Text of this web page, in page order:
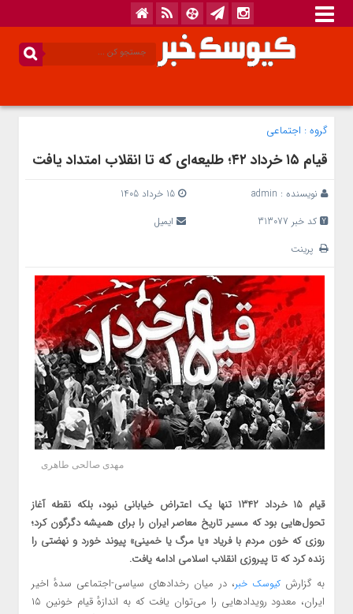
گروه : اجتماعی
قیام ۱۵ خرداد ۴۲؛ طلیعه‌ای که تا انقلاب امتداد یافت
نویسنده : admin
15 خرداد 1405
کد خبر 313077
ایمیل
پرینت
مهدی صالحی طاهری
قیام ۱۵ خرداد ۱۳۴۲ تنها یک اعتراض خیابانی نبود، بلکه نقطه آغاز
تحول‌هایی بود که مسیر تاریخ معاصر ایران را برای همیشه دگرگون کرد؛
روزی که خون مردم با فریاد «یا مرگ یا خمینی» پیوند خورد و نهضتی را
زنده کرد که تا پیروزی انقلاب اسلامی ادامه یافت.
به گزارشکیوسک خبر، در میان رخدادهای سیاسی‑اجتماعی سدهٔ اخیر
ایران، معدود رویدادهایی را می‌توان یافت که به اندازهٔ قیام خونین ۱۵